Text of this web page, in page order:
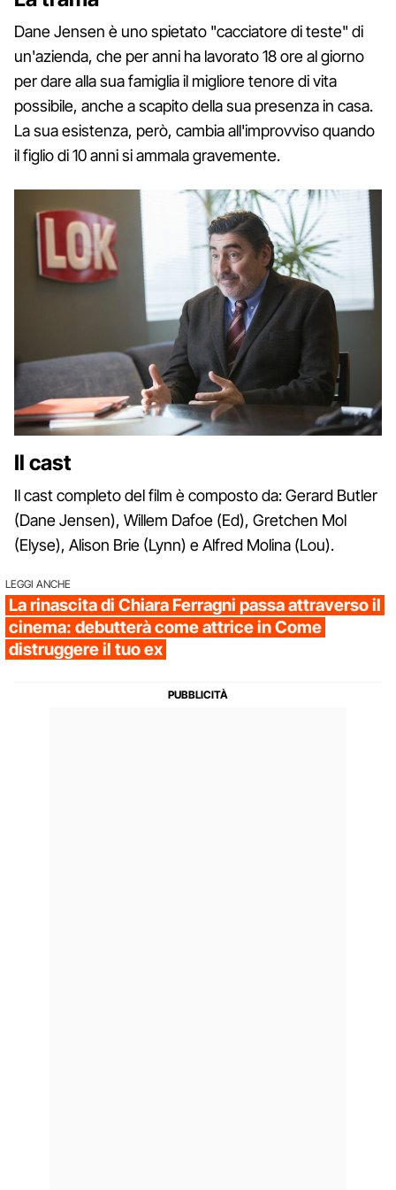
Dane Jensen è uno spietato "cacciatore di teste" di
un'azienda, che per anni ha lavorato 18 ore al giorno
per dare alla sua famiglia il migliore tenore di vita
possibile, anche a scapito della sua presenza in casa.
La sua esistenza, però, cambia all'improvviso quando
il figlio di 10 anni si ammala gravemente.
Il cast
Il cast completo del film è composto da: Gerard Butler
(Dane Jensen), Willem Dafoe (Ed), Gretchen Mol
(Elyse), Alison Brie (Lynn) e Alfred Molina (Lou).
LEGGI ANCHE
La rinascita di Chiara Ferragni passa attraverso il
cinema: debutterà come attrice in Come
distruggere il tuo ex